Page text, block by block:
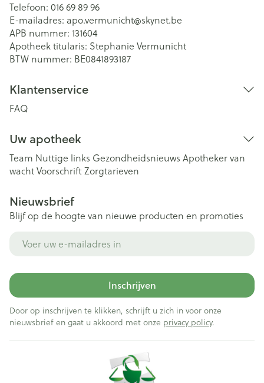
Telefoon: 016 69 89 96
E-mailadres: apo.vermunicht@skynet.be
APB nummer: 131604
Apotheek titularis: Stephanie Vermunicht
BTW nummer: BE0841893187
Klantenservice
FAQ
Uw apotheek
Team Nuttige links Gezondheidsnieuws Apotheker van
wachtVoorschriftZorgtarieven
Nieuwsbrief
Blijf op de hoogte van nieuwe producten en promoties
Inschrijven
Door op inschrijven te klikken, schrijft u zich in voor onze
nieuwsbrief en gaat u akkoord met onze privacy policy.